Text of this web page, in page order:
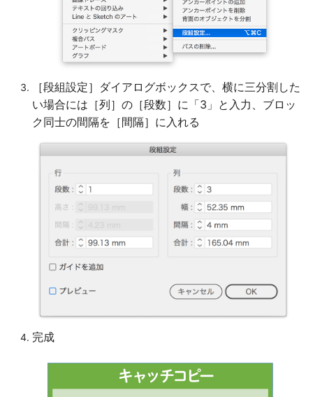
［段組設定］ダイアログボックスで、横に三分割した
い場合には［列］の［段数］に「3」と入力、ブロッ
ク同士の間隔を［間隔］に入れる
完成